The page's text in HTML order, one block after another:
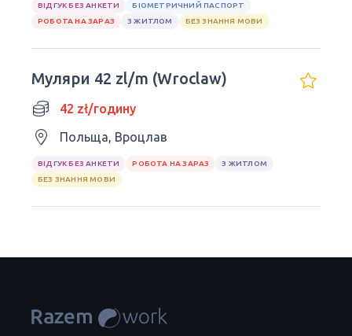
ВІДГУК БЕЗ АНКЕТИ
БІОМЕТРИЧНИЙ ПАСПОРТ
РОБОТА НА ЗАРАЗ
З ЖИТЛОМ БЕЗ ЗНАННЯ МОВИ
Муляри 42 zl/m (Wroclaw)
42 zł/годину
Польща, Вроцлав
ВІДГУК БЕЗ АНКЕТИ РОБОТА НА ЗАРАЗ
З ЖИТЛОМ
БЕЗ ЗНАННЯ МОВИ